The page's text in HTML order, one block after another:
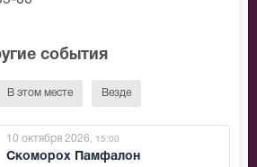
события
В этом месте Везде
Скоморох Памфалон
10 октября 2026 , 15:00